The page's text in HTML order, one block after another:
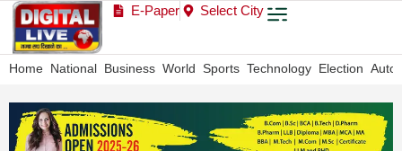
E-Paper Select City
Home National Business World Sports Technology Election Auto